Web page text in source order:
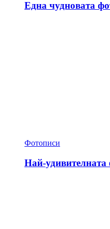
Една чудновата
Фотописи
Най-